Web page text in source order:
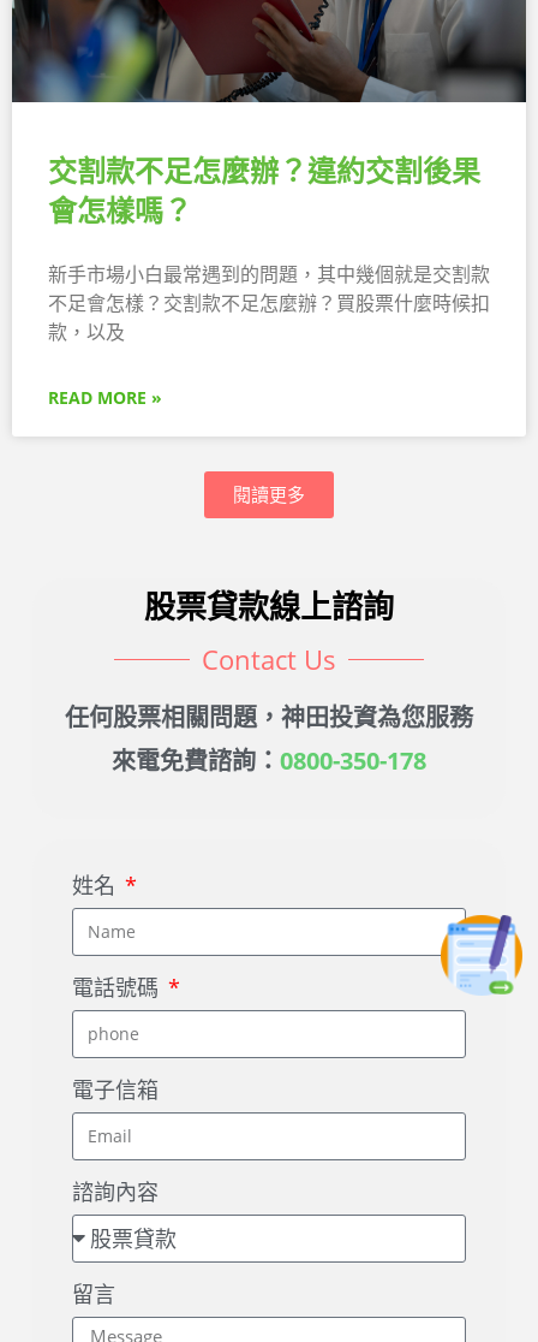
交割款不足怎麼辦？違約交割後果
會怎樣嗎？
新手市場小白最常遇到的問題，其中幾個就是交割款
不足會怎樣？交割款不足怎麼辦？買股票什麼時候扣
款，以及
READ MORE »
閱讀更多
股票貸款線上諮詢
Contact Us
任何股票相關問題，神田投資為您服務
來電免費諮詢： 0800-350-178
姓名
電話號碼
電子信箱
諮詢內容
留言